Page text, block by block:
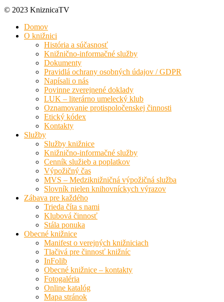
© 2023 KniznicaTV
Domov
O knižnici
História a súčasnosť
Knižnično-informačné služby
Dokumenty
Pravidlá ochrany osobných údajov / GDPR
Napísali o nás
Povinne zverejnené doklady
LUK – literárno umelecký klub
Oznamovanie protispoločenskej činnosti
Etický kódex
Kontakty
Služby
Služby knižnice
Knižnično-informačné služby
Cenník služieb a poplatkov
Výpožičný čas
MVS – Medziknižničná výpožičná služba
Slovník nielen knihovníckych výrazov
Zábava pre každého
Trieda číta s nami
Klubová činnosť
Stála ponuka
Obecné knižnice
Manifest o verejných knižniciach
Tlačivá pre činnosť knižníc
InFolib
Obecné knižnice – kontakty
Fotogaléria
Online katalóg
Mapa stránok